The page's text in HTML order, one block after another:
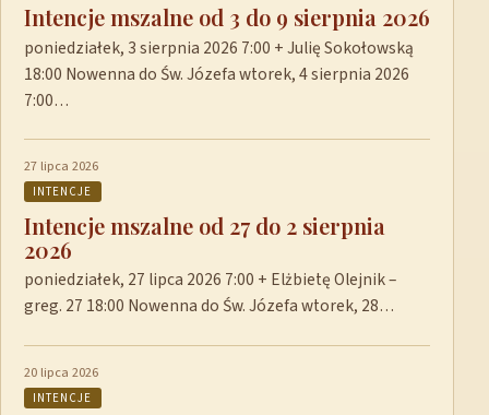
Intencje mszalne od 3 do 9 sierpnia 2026
poniedziałek, 3 sierpnia 2026 7:00 + Julię Sokołowską
18:00 Nowenna do Św. Józefa wtorek, 4 sierpnia 2026
7:00…
27 lipca 2026
INTENCJE
Intencje mszalne od 27 do 2 sierpnia
2026
poniedziałek, 27 lipca 2026 7:00 + Elżbietę Olejnik –
greg. 27 18:00 Nowenna do Św. Józefa wtorek, 28…
20 lipca 2026
INTENCJE